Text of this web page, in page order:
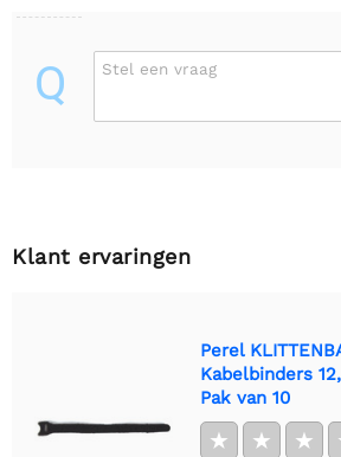
Q Stel een vraag
Klant ervaringen
Perel
Kabelbinders
Pak van 10
★ ★ ★